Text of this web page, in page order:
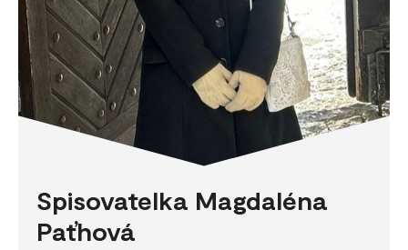
Spisovatelka Magdaléna
Paťhová